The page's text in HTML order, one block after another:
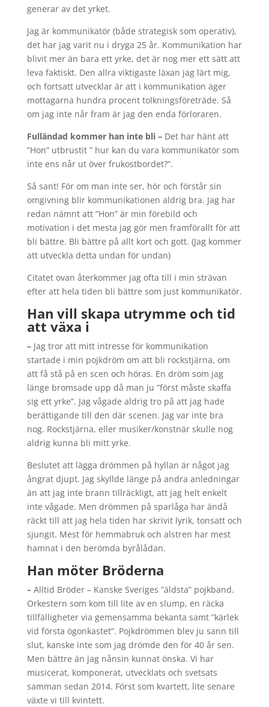
generar av det yrket.
Jag är kommunikatör (både strategisk som operativ),
det har jag varit nu i dryga 25 år. Kommunikation har
blivit mer än bara ett yrke, det är nog mer ett sätt att
leva faktiskt. Den allra viktigaste läxan jag lärt mig,
och fortsatt utvecklar är att i kommunikation äger
mottagarna hundra procent tolkningsföreträde. Så
om jag inte når fram är jag den enda förloraren.
Fulländad kommer han inte bli – Det har hänt att
”Hon” utbrustit ” hur kan du vara kommunikatör som
inte ens når ut över frukostbordet?”.
Så sant! För om man inte ser, hör och förstår sin
omgivning blir kommunikationen aldrig bra. Jag har
redan nämnt att ”Hon” är min förebild och
motivation i det mesta jag gör men framförallt för att
bli bättre. Bli bättre på allt kort och gott. (Jag kommer
att utveckla detta undan för undan)
Citatet ovan återkommer jag ofta till i min strävan
efter att hela tiden bli bättre som just kommunikatör.
Han vill skapa utrymme och tid
att växa i
– Jag tror att mitt intresse för kommunikation
startade i min pojkdröm om att bli rockstjärna, om
att få stå på en scen och höras. En dröm som jag
länge bromsade upp då man ju ”först måste skaffa
sig ett yrke”. Jag vågade aldrig tro på att jag hade
berättigande till den där scenen. Jag var inte bra
nog. Rockstjärna, eller musiker/konstnär skulle nog
aldrig kunna bli mitt yrke.
Beslutet att lägga drömmen på hyllan är något jag
ångrat djupt. Jag skyllde länge på andra anledningar
än att jag inte brann tillräckligt, att jag helt enkelt
inte vågade. Men drömmen på sparlåga har ändå
räckt till att jag hela tiden har skrivit lyrik, tonsatt och
sjungit. Mest för hemmabruk och alstren har mest
hamnat i den berömda byrålådan.
Han möter Bröderna
– Alltid Bröder – Kanske Sveriges ”äldsta” pojkband.
Orkestern som kom till lite av en slump, en räcka
tillfälligheter via gemensamma bekanta samt ”kärlek
vid första ögonkastet”. Pojkdrömmen blev ju sann till
slut, kanske inte som jag drömde den för 40 år sen.
Men bättre än jag nånsin kunnat önska. Vi har
musicerat, komponerat, utvecklats och svetsats
samman sedan 2014. Först som kvartett, lite senare
växte vi till kvintett.